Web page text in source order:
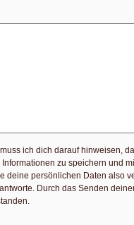
muss ich dich darauf hinweisen,
zu speichern und
deine persönlichen Daten also
Durch das Senden